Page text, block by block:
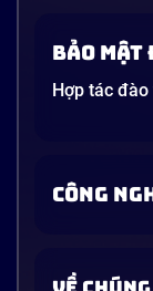
Bảo mật
Hợp tác đào
CÔNG